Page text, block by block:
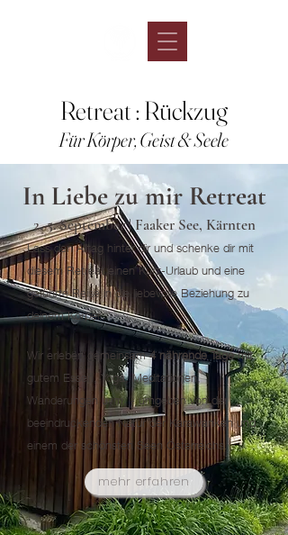
Retreat : Rückzug
Für Körper, Geist & Seele
2.-5. September | Faaker See, Kärnten
Lass den Alltag hinter dir und schenke dir mit
diesem Retreat einen Kurz-Urlaub und eine
geführte Reise in die liebevolle Beziehung zu
deinem Körper.
Wir erleben gemeinsam4 nährende Tagemit
gutem Essen, Yoga, Meditationen,
Wanderungen uvm. - umgebenvon der
beeindruckenden Natur der Karawanken und
einem der schönsten Seen Österreichs.
mehr erfahren
In Liebe zu mir Retreat